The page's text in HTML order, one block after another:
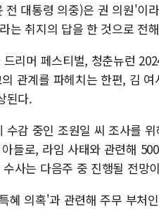
대통령 의중)은 권 의원'이
는 취지의 답을 한 것으로 전
리머 페스티벌, 청춘뉴런
관계를 파헤치는 한편, 김
된다.
감 중인 조원일 씨 조사를
들로, 라임 사태와 관련해
사는 다음주 중 진행될 전망
혜 의혹'과 관련해 주무 부처